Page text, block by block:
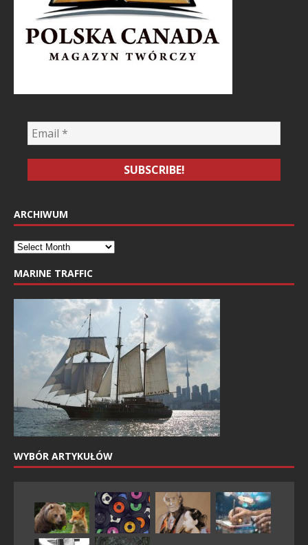
ARCHIWUM
MARINE TRAFFIC
WYBÓR ARTYKUŁÓW